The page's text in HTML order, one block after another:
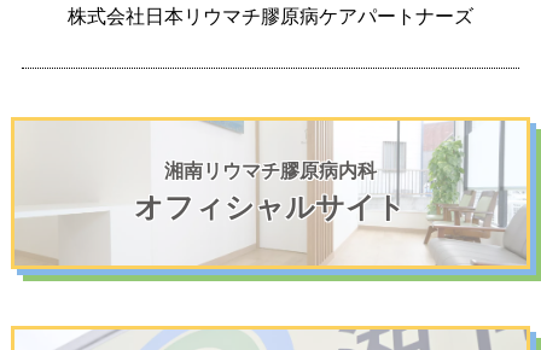
株式会社日本リウマチ膠原病ケアパートナーズ
湘南リウマチ膠原病内科
オフィシャルサイト